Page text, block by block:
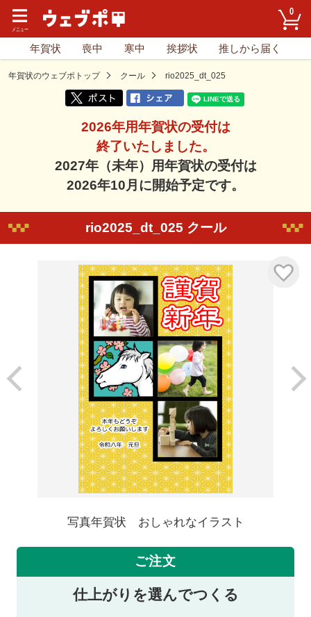
0
年賀状 喪中 寒中 挨拶状 推しから届く
年賀状のウェブポトップ クール rio2025_dt_025
2026年用年賀状の受付は
終了いたしました。
2027年（未年）用年賀状の受付は
2026年10月に開始予定です。
rio2025_dt_025 クール
写真年賀状 おしゃれなイラスト
ご注文
仕上がりを選んでつくる